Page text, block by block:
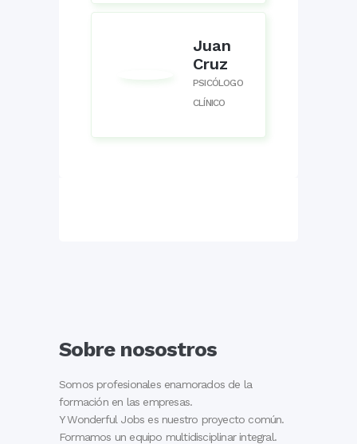
Juan
Cruz
PSICÓLOGO
CLÍNICO
Sobre nosostros
Somos profesionales enamorados de la
formación en las empresas.
Y Wonderful Jobs es nuestro proyecto común.
Formamos un equipo multidisciplinar integral.